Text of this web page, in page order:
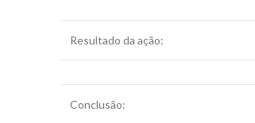
Resultado da ação:
Conclusão: